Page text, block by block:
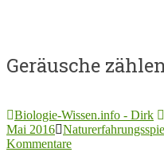
Geräusche
Biologie-Wissen.info - Dirk
Mai 2016
Kommentare